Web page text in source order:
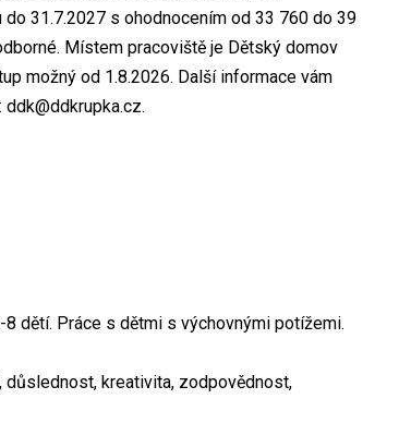
31.7.2027 s ohodnocením od 33 760 do 39
Místem pracoviště je Dětský domov
možný od 1.8.2026. Další informace vám
dětí. Práce s dětmi s výchovnými potížemi.
kreativita, zodpovědnost,